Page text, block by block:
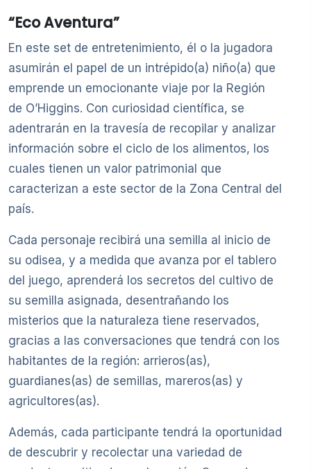
“Eco Aventura”
En este set de entretenimiento, él o la jugadora
asumirán el papel de un intrépido(a) niño(a) que
emprende un emocionante viaje por la Región
de O’Higgins. Con curiosidad científica, se
adentrarán en la travesía de recopilar y analizar
información sobre el ciclo de los alimentos, los
cuales tienen un valor patrimonial que
caracterizan a este sector de la Zona Central del
país.
Cada personaje recibirá una semilla al inicio de
su odisea, y a medida que avanza por el tablero
del juego, aprenderá los secretos del cultivo de
su semilla asignada, desentrañando los
misterios que la naturaleza tiene reservados,
gracias a las conversaciones que tendrá con los
habitantes de la región: arrieros(as),
guardianes(as) de semillas, mareros(as) y
agricultores(as).
Además, cada participante tendrá la oportunidad
de descubrir y recolectar una variedad de